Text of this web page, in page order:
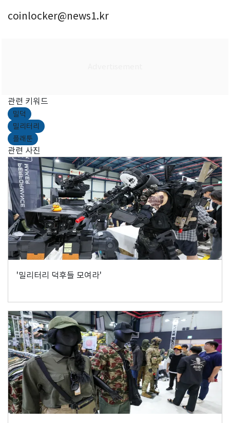
coinlocker@news1.kr
관련 키워드
밀덕
밀리터리
플래툰
관련 사진
'밀리터리 덕후들 모여라'